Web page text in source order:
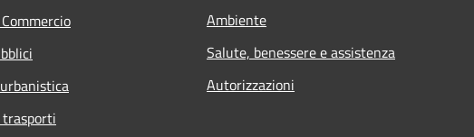
Ambiente
Salute, benessere e assistenza
Autorizzazioni